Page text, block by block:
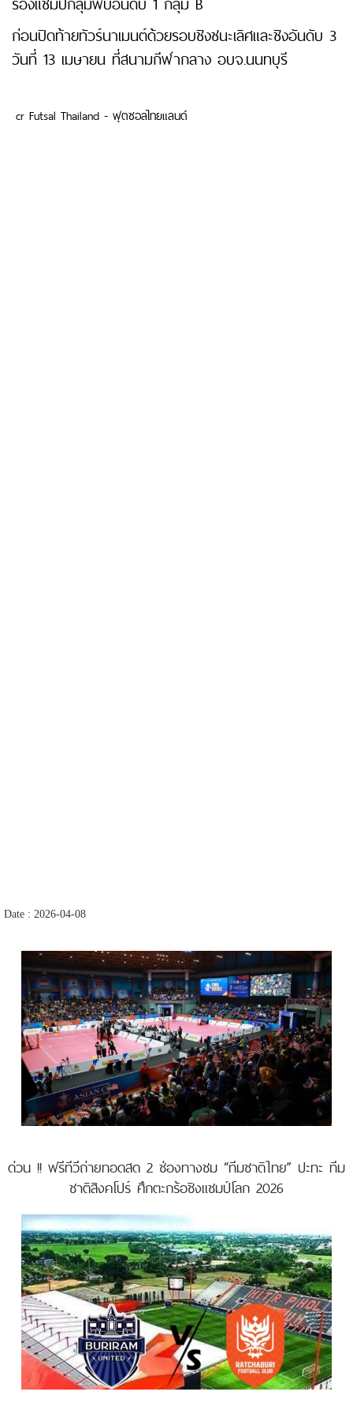
ก่อนปิดท้ายทัวร์นาเมนต์ด้วยรอบชิงชนะเลิศและชิงอันดับ 3
วันที่ 13 เมษายน ที่สนามกีฬากลาง อบจ.นนทบุรี
cr Futsal Thailand - ฟุตซอลไทยแลนด์
Date : 2026-04-08
ด่วน !! ฟรีทีวีถ่ายทอดสด 2 ช่องทางชม “ทีมชาติไทย” ปะทะ ทีม
ชาติสิงคโปร์ ศึกตะกร้อชิงแชมป์โลก 2026